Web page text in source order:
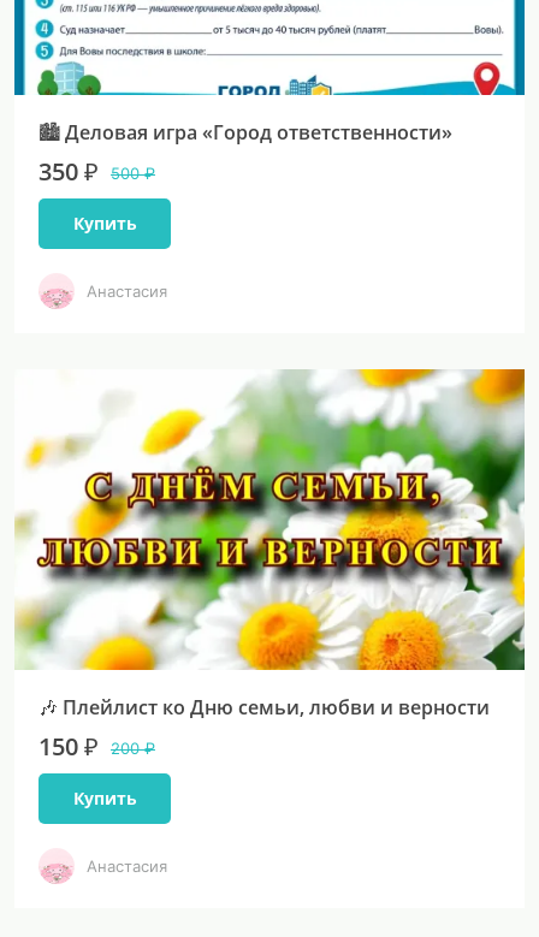
🏙 Деловая игра «Город ответственности»
350 ₽ 500 ₽
Купить
Анастасия
🎶 Плейлист ко Дню семьи, любви и верности
150 ₽ 200 ₽
Купить
Анастасия